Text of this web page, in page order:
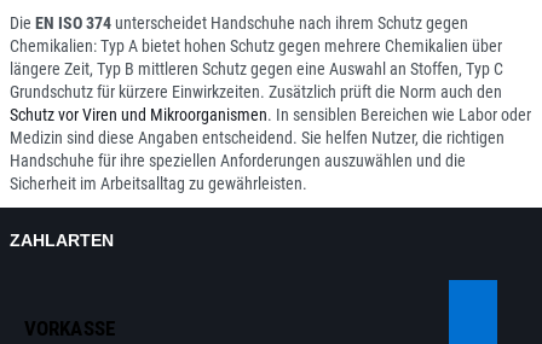
Die EN ISO 374unterscheidet Handschuhe nach ihrem Schutz gegen
Chemikalien: Typ A bietet hohen Schutz gegen mehrere Chemikalien über
längere Zeit, Typ B mittleren Schutz gegen eine Auswahl an Stoffen, Typ C
Grundschutz für kürzere Einwirkzeiten. Zusätzlich prüft die Norm auch den
Schutz vor Viren und Mikroorganismen. In sensiblen Bereichen wie Labor oder
Medizin sind diese Angaben entscheidend. Sie helfen Nutzer, die richtigen
Handschuhe für ihre speziellen Anforderungen auszuwählen und die
Sicherheit im Arbeitsalltag zu gewährleisten.
ZAHLARTEN
VORKASSE